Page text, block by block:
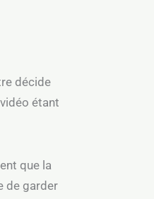
décide
étant
que la
de garder